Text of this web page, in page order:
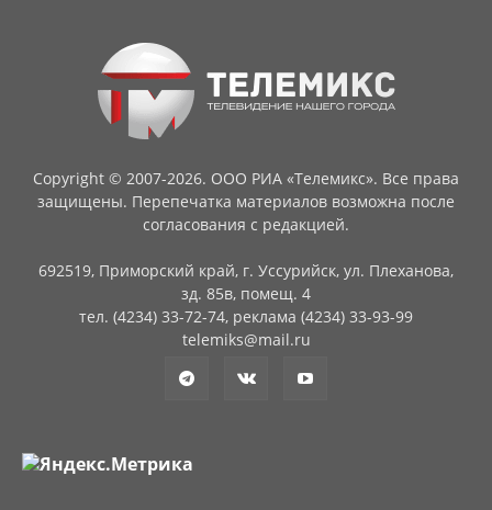
Copyright © 2007-2026. ООО РИА «Телемикс». Все права
защищены. Перепечатка материалов возможна после
согласования с редакцией.
692519, Приморский край, г. Уссурийск, ул. Плеханова,
зд. 85в, помещ. 4
тел. (4234) 33-72-74, реклама (4234) 33-93-99
telemiks@mail.ru